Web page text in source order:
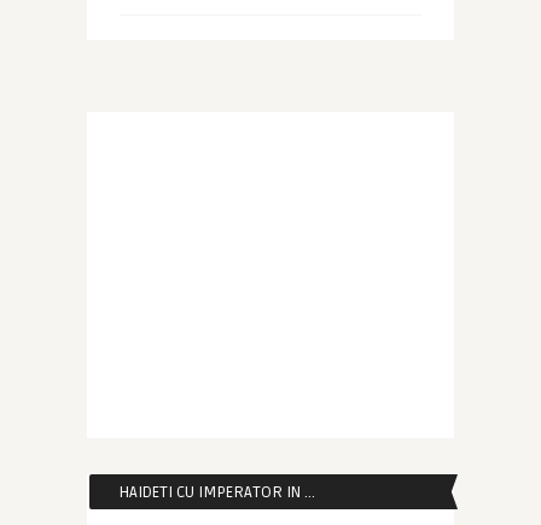
HAIDETI CU IMPERATOR IN …